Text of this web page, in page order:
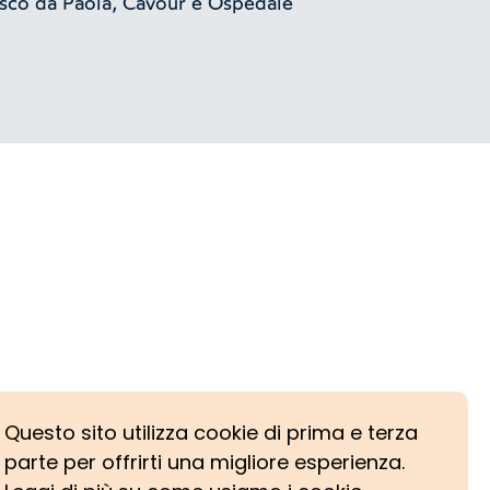
Questo sito utilizza cookie di prima e terza
parte per offrirti una migliore esperienza.